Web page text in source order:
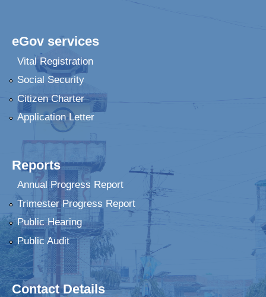
eGov services
Vital Registration
Social Security
Citizen Charter
Application Letter
Reports
Annual Progress Report
Trimester Progress Report
Public Hearing
Public Audit
Contact Details